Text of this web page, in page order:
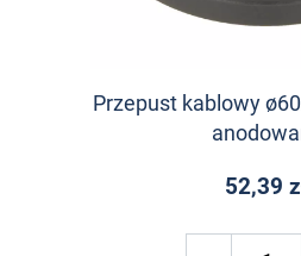
Przepust kablowy
52,39